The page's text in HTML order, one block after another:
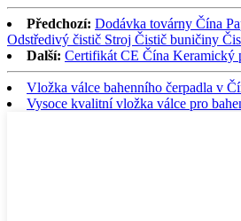
Předchozí: Dodávka továrny Čína
Odstředivý čistič Stroj Čistič buničiny
Další: Certifikát CE Čína Keramický
Vložka válce bahenního čerpadla v
Vysoce kvalitní vložka válce pro